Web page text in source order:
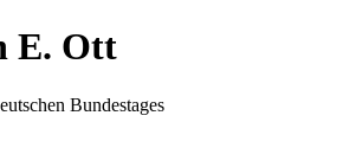
E. Ott
Bundestages